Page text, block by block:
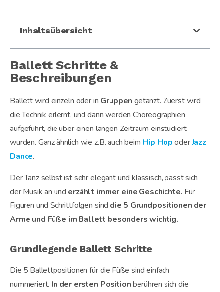
Inhaltsübersicht
Ballett Schritte &
Beschreibungen
Ballett wird einzeln oder in Gruppen getanzt. Zuerst wird
die Technik erlernt, und dann werden Choreographien
aufgeführt, die über einen langen Zeitraum einstudiert
wurden. Ganz ähnlich wie z.B. auch beim Hip HopoderJazz
Dance.
Der Tanz selbst ist sehr elegant und klassisch, passt sich
der Musik an und erzählt immer eine Geschichte. Für
Figuren und Schrittfolgen sind die 5 Grundpositionen der
Arme und Füße im Ballett besonders wichtig.
Grundlegende Ballett Schritte
Die 5 Ballettpositionen für die Füße sind einfach
nummeriert. In der ersten Positionberühren sich die